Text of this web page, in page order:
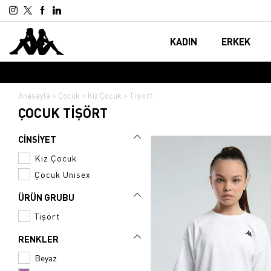
KADIN
Şort
Atlet
Tayt
ERKEK
Sweatshirt
Şort
Atlet
Anasayfa Çocuk Kız Çocuk Tişört
ÇOCUK TIŞÖRT
CİNSİYET
Kız Çocuk
Çocuk Unisex
ÜRÜN GRUBU
Tişört
RENKLER
Beyaz